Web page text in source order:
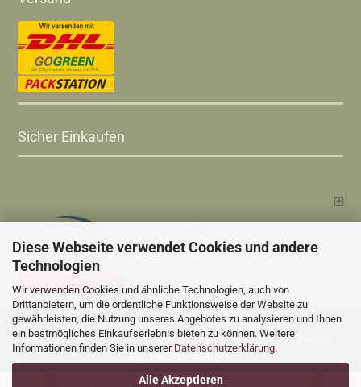
Diese Webseite verwendet Cookies und andere
Technologien
Wir verwenden Cookies und ähnliche Technologien, auch von
Drittanbietern, um die ordentliche Funktionsweise der Website zu
gewährleisten, die Nutzung unseres Angebotes zu analysieren und Ihnen
ein bestmögliches Einkaufserlebnis bieten zu können. Weitere
Informationen finden Sie in unserer Datenschutzerklärung.
Alle Akzeptieren
Sicher Einkaufen
Alle Preise sind inkl. MwSt., zzgl.Versandkosten
Online Shopby Gambio.de © 2025 Gambio Templates bei
Cookie Einstellungen